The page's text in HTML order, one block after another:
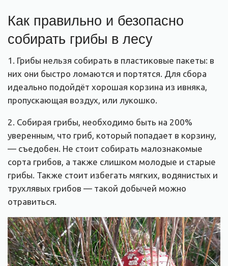
Как правильно и безопасно
собирать грибы в лесу
1. Грибы нельзя собирать в пластиковые пакеты: в
них они быстро ломаются и портятся. Для сбора
идеально подойдёт хорошая корзина из ивняка,
пропускающая воздух, или лукошко.
2. Собирая грибы, необходимо быть на 200%
уверенным, что гриб, который попадает в корзину,
— съедобен. Не стоит собирать малознакомые
сорта грибов, а также слишком молодые и старые
грибы. Также стоит избегать мягких, водянистых и
трухлявых грибов — такой добычей можно
отравиться.